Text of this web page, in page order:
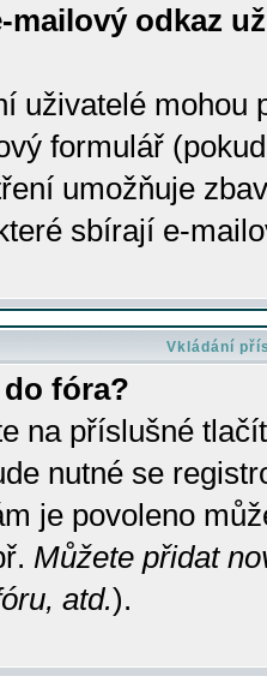
mailový odkaz
uživatelé mohou
formulář
umožňuje
sbírají e-
Vkládání
fóra?
na příslušné
nutné se
je povoleno
Můžete přidat
atd.).